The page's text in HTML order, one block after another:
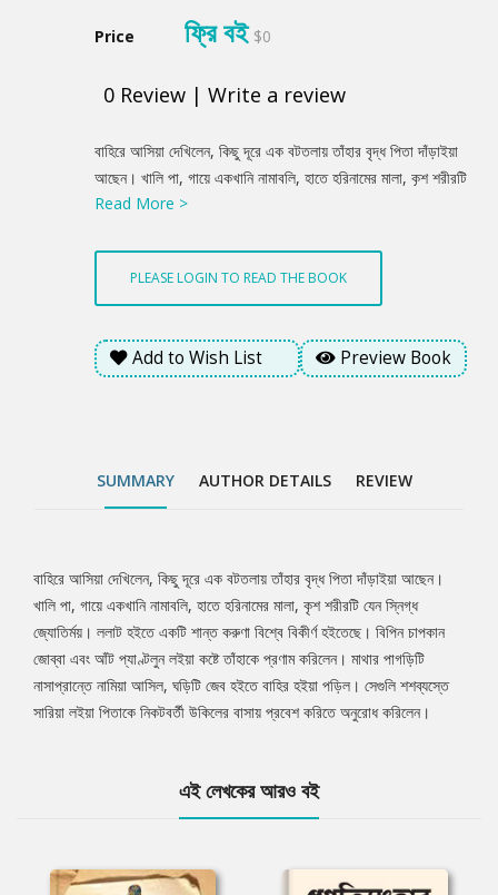
Price ফ্রি বই $0
0 Review | Write a review
Product
Summery
বাহিরে আসিয়া দেখিলেন, কিছু দূরে এক বটতলায় তাঁহার বৃদ্ধ পিতা দাঁড়াইয়া
আছেন। খালি পা, গায়ে একখানি নামাবলি, হাতে হরিনামের মালা, কৃশ শরীরটি
যেন স্নিগ্ধ জ্যোতির্ময়। ললাট হইতে একটি শান্ত করুণা বিশ্বে বিকীর্ণ
প্রণাম করিলেন। মাথার পাগড়িটি নাসাপ্রান্তে নামিয়া আসিল, ঘড়িটি জেব
হইতে বাহির হইয়া পড়িল। সেগুলি শশব্যস্তে সারিয়া লইয়া পিতাকে নিকটবর্তী
উকিলের বাসায় প্রবেশ করিতে অনুরোধ করিলেন।
Read More >
PLEASE LOGIN TO READ THE BOOK
Add to Wish List Preview Book
SUMMARY AUTHOR DETAILS REVIEW
Tab
Article
বাহিরে আসিয়া দেখিলেন, কিছু দূরে এক বটতলায় তাঁহার বৃদ্ধ পিতা দাঁড়াইয়া আছেন।
খালি পা, গায়ে একখানি নামাবলি, হাতে হরিনামের মালা, কৃশ শরীরটি যেন স্নিগ্ধ
জ্যোতির্ময়। ললাট হইতে একটি শান্ত করুণা বিশ্বে বিকীর্ণ হইতেছে। বিপিন চাপকান
জোব্বা এবং আঁট প্যাণ্টলুন লইয়া কষ্টে তাঁহাকে প্রণাম করিলেন। মাথার পাগড়িটি
নাসাপ্রান্তে নামিয়া আসিল, ঘড়িটি জেব হইতে বাহির হইয়া পড়িল। সেগুলি শশব্যস্তে
সারিয়া লইয়া পিতাকে নিকটবর্তী উকিলের বাসায় প্রবেশ করিতে অনুরোধ করিলেন।
এই লেখকের আরও বই